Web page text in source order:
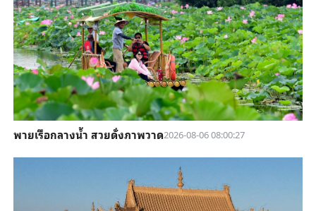
พายเรือกลางน้ำ สวยดั่งภาพวาด2026-08-06 08:00:27